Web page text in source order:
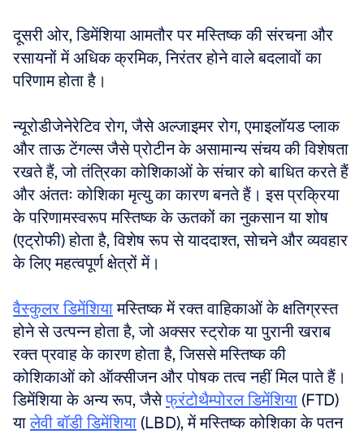
दूसरी ओर, डिमेंशिया आमतौर पर मस्तिष्क की संरचना और
रसायनों में अधिक क्रमिक, निरंतर होने वाले बदलावों का
परिणाम होता है।
न्यूरोडीजेनेरेटिव रोग, जैसे अल्जाइमर रोग, एमाइलॉयड प्लाक
और ताऊ टेंगल्स जैसे प्रोटीन के असामान्य संचय की विशेषता
रखते हैं, जो तंत्रिका कोशिकाओं के संचार को बाधित करते हैं
और अंततः कोशिका मृत्यु का कारण बनते हैं। इस प्रक्रिया
के परिणामस्वरूप मस्तिष्क के ऊतकों का नुकसान या शोष
(एट्रोफी) होता है, विशेष रूप से याददाश्त, सोचने और व्यवहार
के लिए महत्वपूर्ण क्षेत्रों में।
वैस्कुलर डिमेंशिया मस्तिष्क में रक्त वाहिकाओं के क्षतिग्रस्त
होने से उत्पन्न होता है, जो अक्सर स्ट्रोक या पुरानी खराब
रक्त प्रवाह के कारण होता है, जिससे मस्तिष्क की
कोशिकाओं को ऑक्सीजन और पोषक तत्व नहीं मिल पाते हैं।
डिमेंशिया के अन्य रूप, जैसे फ्रंटोथैम्पोरल डिमेंशिया (FTD)
या लेवी बॉडी डिमेंशिया (LBD), में मस्तिष्क कोशिका के पतन